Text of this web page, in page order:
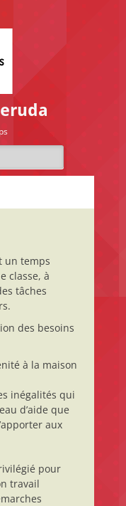
un temps
classe, à
tâches
des besoins
à la maison
inégalités qui
d’aide que
aux
pour
travail